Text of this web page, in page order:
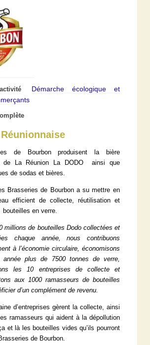
Démarche écologique et
de Bourbon produisent la bière
de La Réunion La DODO ainsi que
de sodas et bières.
Brasseries de Bourbon a su mettre en
efficient de collecte, réutilisation et
en verre.
millions de bouteilles Dodo collectées et
chaque année, nous contribuons
à l’économie circulaire, économisons
année plus de 7500 tonnes de verre,
les 10 entreprises de collecte et
aux 1000 ramasseurs de bouteilles
d’un complément de revenu.
d’entreprises gèrent la collecte, ainsi
ramasseurs qui aident à la dépollution
et là les bouteilles vides qu’ils pourront
de Bourbon.